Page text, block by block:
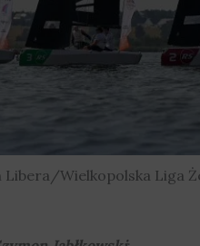
Libera/Wielkopolska Liga